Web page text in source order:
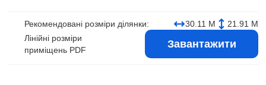
Рекомендовані розміри ділянки: 30.11 М
21.91 М
Лінійні розміри
приміщень PDF
Завантажити